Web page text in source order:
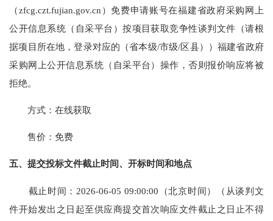
（zfcg.czt.fujian.gov.cn）免费申请账号在福建省政府采购网上
公开信息系统（自采平台）按项目获取竞争性谈判文件（请根
据项目所在地，登录对应的（省本级/市级/区县））福建省政府
采购网上公开信息系统（自采平台）操作，否则报价响应将被
拒绝。
方式：在线获取
售价：免费
五、提交投标文件截止时间、开标时间和地点
截止时间： 2026-06-05 09:00:00 （北京时间）（从谈判文
件开始发出之日起至供应商提交首次响应文件截止之日止不得